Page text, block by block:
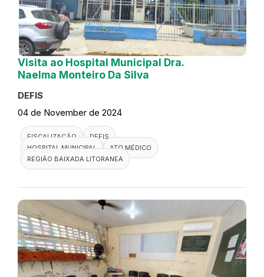
Visita ao Hospital Municipal Dra.
Naelma Monteiro Da Silva
DEFIS
04 de November de 2024
FISCALIZAÇÃO
DEFIS
HOSPITAL MUNICIPAL
ATO MÉDICO
REGIÃO BAIXADA LITORANEA